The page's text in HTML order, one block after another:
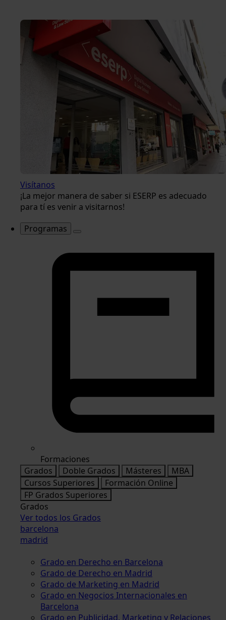
Visítanos
¡La mejor manera de saber si ESERP es adecuado
para tí es venir a visitarnos!
Programas
Formaciones
Grados
Doble Grados Másteres
MBA
Cursos Superiores
Formación Online
FP Grados Superiores
Grados
Ver todos los Grados
barcelona
madrid
Grado en Derecho en Barcelona
Grado de Derecho en Madrid
Grado de Marketing en Madrid
Grado en Negocios Internacionales en
Barcelona
Grado en Publicidad, Marketing y Relaciones